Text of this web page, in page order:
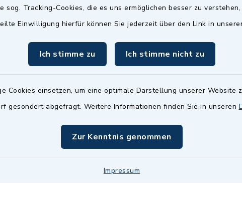
Tracking-Cookies, die es uns ermöglichen besser zu
Einwilligung hierfür können Sie jederzeit über den Link in
Ich stimme zu Ich stimme nicht zu
Cookies einsetzen, um eine optimale Darstellung unserer
gesondert abgefragt. Weitere Informationen finden Sie in unseren
Zur Kenntnis genommen
Impressum
18.00 Uhr - allerdings
Termine sind
bitte fragen Sie den
Sachbearbeiter)
istMittwochs